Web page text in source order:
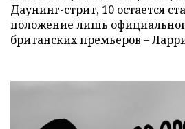
Даунинг-стрит, 10 остается
положение лишь
британских премьеров –